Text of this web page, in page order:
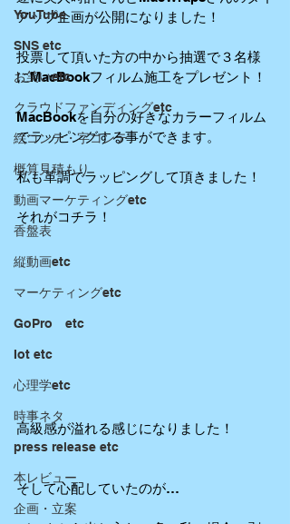
YouTube
SNS etc
お笑いetc
クラウドファンディングetc
絵コンテ・字コンテ
概算見積もり
動画マーケティングetc
香盤表
縦動画etc
マーケティングetc
GoPro etc
Iot etc
心理学etc
時事ネタ
press release etc
本レビュー
企画・立案
アップ企画が公開になりました！
投票して頂いた方の中から抽選で３名様
にMacBookフィルム施工をプレゼント！
MacBookを自分の好きなカラーフィルム
でラッピングする事ができます。
私も革調でラッピングして頂きました！
それがコチラ！
高級感が溢れる感じになりました！
そして心配していたのが…